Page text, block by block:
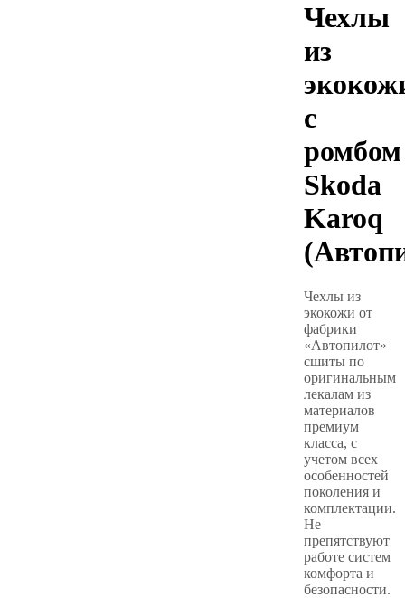
Чехлы
из
с
ромбом
Skoda
Karoq
Чехлы из
экокожи от
фабрики
«Автопилот»
сшиты по
оригинальным
лекалам из
материалов
премиум
класса, с
учетом всех
особенностей
поколения и
комплектации.
Не
препятствуют
работе систем
комфорта и
безопасности.